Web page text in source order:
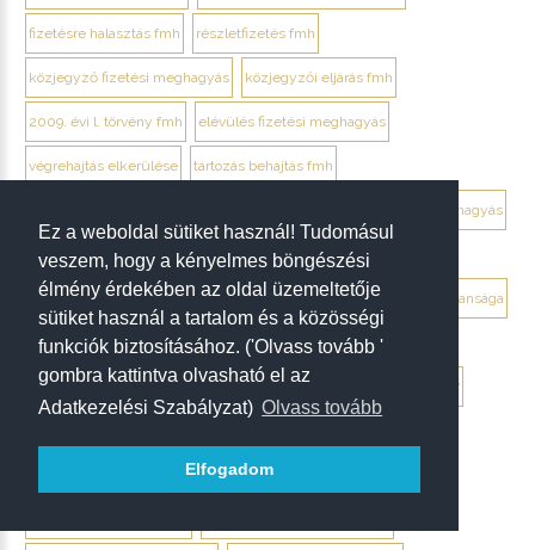
Ez a weboldal sütiket használ! Tudomásul
veszem, hogy a kényelmes böngészési
élmény érdekében az oldal üzemeltetője
sütiket használ a tartalom és a közösségi
funkciók biztosításához. ('Olvass tovább '
gombra kattintva olvasható el az
Adatkezelési Szabályzat) Olvass tovább
Elfogadom
fizetésre halasztás fmh részletfizetés fmh
közjegyző fizetési meghagyás közjegyzői eljárás fmh
2009. évi l. törvény fmh elévülés fizetési meghagyás
végrehajtás elkerülése tartozás behajtás fmh
ügyvéd fizetési meghagyás
debrecen ügyvéd fizetési meghagyás
végrendelet megtámadása mikor érdemes végrendelet hatálytalansága
érvénytelenség megállapítása per hagyatéki per végrendelet
megtámadási nyilatkozat megtámadás elévülése 5 év ptk. 7:37
tévedés megtévesztés fenyegetés végrendelet